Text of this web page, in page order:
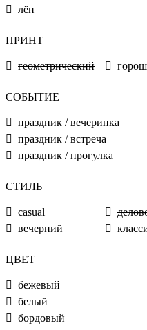
лён
ПРИНТ
геометрический
СОБЫТИЕ
праздник / вечеринка
праздник / встреча
праздник / прогулка
СТИЛЬ
casual
вечерний
ЦВЕТ
бежевый
белый
бордовый